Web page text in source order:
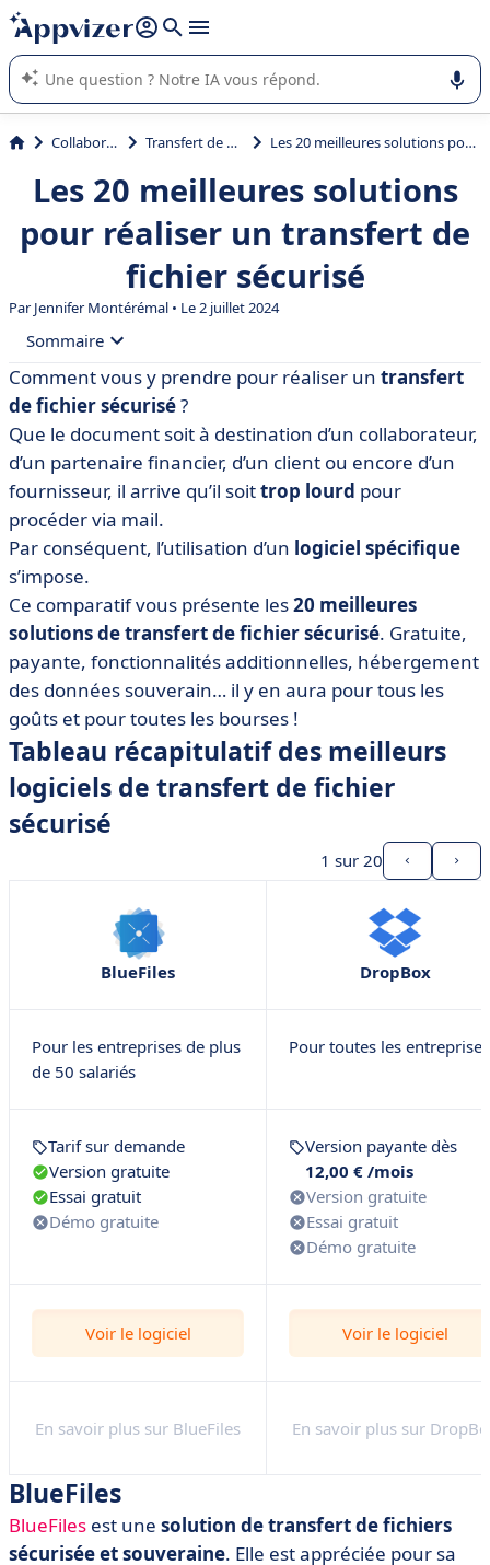
répondre (plusieurs lignes avec
L'IA de Appvizer vous guide dans l'utilisation ou la sélection de
logiciel SaaS en entreprise.
Collaboration Transfert de fichiers Les 20 meilleures solutions pour réaliser un transfert de fichier sécurisé
Les 20 meilleures solutions
pour réaliser un transfert de
fichier sécurisé
ParJennifer Montérémal • Le 2 juillet 2024
Sommaire
• Tableau récapitulatif des meilleurs logiciels de
transfert de fichier sécurisé
• BlueFiles
• Dropbox Transfer
• DropChaprilOrg
• Drop Infini
• Filemail
• FileSender
• GoFile
• Google Drive
• GrosFichiers
• LockTransfer
• NetExplorer Share
• Norishare
• SwissTransfer
• TransferNow
• Wormhole
• 3 conseils à suivre pour transférer un fichier en toute
sécurité
Comment vous y prendre pour réaliser un transfert
de fichier sécurisé?
Que le document soit à destination d’un collaborateur,
d’un partenaire financier, d’un client ou encore d’un
fournisseur, il arrive qu’il soittrop lourd pour
procéder via mail.
Par conséquent, l’utilisation d’un logiciel spécifique
s’impose.
Ce comparatif vous présente les20 meilleures
solutions de transfert de fichier sécurisé. Gratuite,
payante, fonctionnalités additionnelles, hébergement
des données souverain… il y en aura pour tous les
goûts et pour toutes les bourses !
Tableau récapitulatif des meilleurs
logiciels de transfert de fichier
sécurisé
1 sur 20
BlueFiles DropBox
Pour les entreprises de plus
de 50 salariés
Pour toutes les entreprises
Tarif sur demande
Version gratuite
Essai gratuit
Démo gratuite
Version payante dès
12,00 € /mois
Version gratuite
Essai gratuit
Démo gratuite
Voir le logiciel Voir le logiciel
En savoir plus sur BlueFiles En savoir plus sur
BlueFiles
BlueFiles est une solution de transfert de fichiers
sécurisée et souveraine. Elle est appréciée pour sa